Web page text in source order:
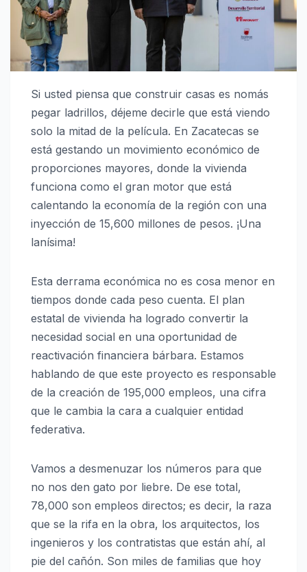
Si usted piensa que construir casas es nomás
pegar ladrillos, déjeme decirle que está viendo
solo la mitad de la película. En Zacatecas se
está gestando un movimiento económico de
proporciones mayores, donde la vivienda
funciona como el gran motor que está
calentando la economía de la región con una
inyección de 15,600 millones de pesos. ¡Una
lanísima!
Esta derrama económica no es cosa menor en
tiempos donde cada peso cuenta. El plan
estatal de vivienda ha logrado convertir la
necesidad social en una oportunidad de
reactivación financiera bárbara. Estamos
hablando de que este proyecto es responsable
de la creación de 195,000 empleos, una cifra
que le cambia la cara a cualquier entidad
federativa.
Vamos a desmenuzar los números para que
no nos den gato por liebre. De ese total,
78,000 son empleos directos; es decir, la raza
que se la rifa en la obra, los arquitectos, los
ingenieros y los contratistas que están ahí, al
pie del cañón. Son miles de familias que hoy